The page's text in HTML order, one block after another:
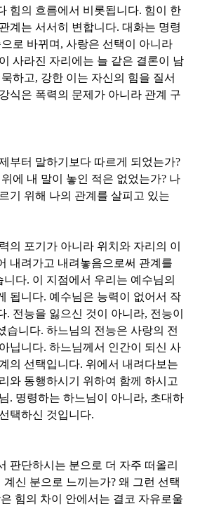
힘의 흐름에서 비롯됩니다. 힘이 한
계는 서서히 변합니다.대화는 명령
로 바뀌며 ,사랑은 선택이 아니라
사라진 자리에는 늘 같은 결론이 남
하고, 강한 이는 자신의 힘을 질서
식은 폭력의 문제가 아니라 관계 구
부터 말하기보다 따르게 되었는가?
에 내 말이 놓인 적은 없었는가? 나
기 위해 나의 관계를 살피고 있는
의 포기가 아니라 위치와 자리의 이
내려가고 내려놓음으로써 관계를
니다. 이 지점에서 우리는 예수님의
됩니다. 예수님은 능력이 없어서 작
. 전능을 잃으신 것이 아니라, 전능이
습니다.하느님의 전능은 사랑의 전
닙니다.하느님께서 인간이 되신 사
의 선택입니다. 위에서 내려다보는
와 동행하시기 위하여 함께 하시고
. 명령하는 하느님이 아니라, 초대하
택하신 것입니다.
판단하시는 분으로 더 자주 떠올리
계신 분으로 느끼는가?왜 그런 선택
힘의 차이 안에서는 결코 자유로울